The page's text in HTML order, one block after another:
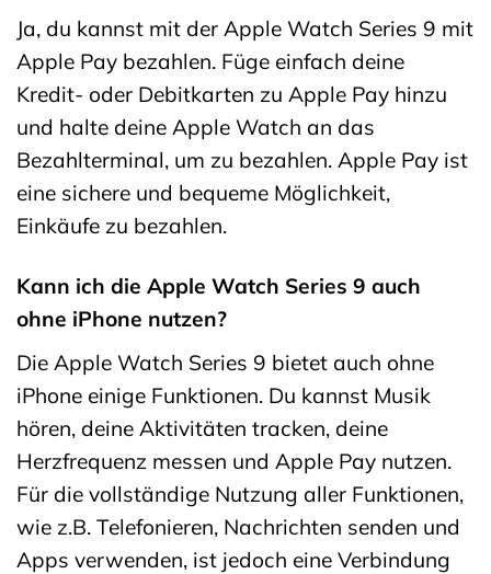
Ja, du kannst mit der Apple Watch Series 9 mit
Apple Pay bezahlen. Füge einfach deine
Kredit- oder Debitkarten zu Apple Pay hinzu
und halte deine Apple Watch an das
Bezahlterminal, um zu bezahlen. Apple Pay ist
eine sichere und bequeme Möglichkeit,
Einkäufe zu bezahlen.
Kann ich die Apple Watch Series 9 auch
ohne iPhone nutzen?
Die Apple Watch Series 9 bietet auch ohne
iPhone einige Funktionen. Du kannst Musik
hören, deine Aktivitäten tracken, deine
Herzfrequenz messen und Apple Pay nutzen.
Für die vollständige Nutzung aller Funktionen,
wie z.B. Telefonieren, Nachrichten senden und
Apps verwenden, ist jedoch eine Verbindung